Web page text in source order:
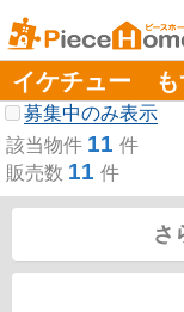
イケチュー も
募集中のみ表示
該当物件 11 件
販売数 11 件
さ